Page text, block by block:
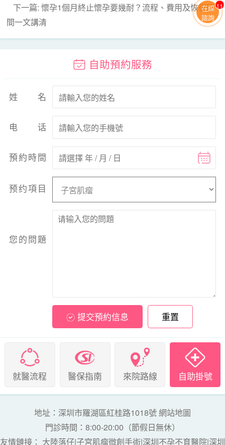
下一篇: 懷孕1個月終止懷孕要幾耐？流程、費用及恢復時
間一文講清
自助預約服務
姓名
电话
預約時間
预约項目
您的問題
提交預約信息 重置
就醫流程 醫保指南 來院路線 自助掛號
地址：深圳市羅湖區紅桂路1018號網站地圖
門診時間：8:00-20:00（節假日無休）
友情鏈接： 大陸落仔|子宮肌瘤微創手術|深圳不孕不育醫院|深圳
在線
諮詢
11